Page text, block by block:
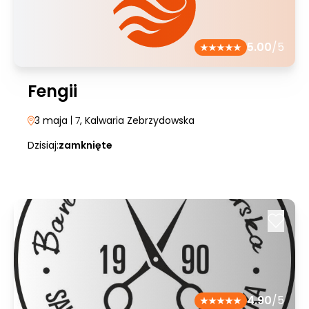
5.00/5
Fengii
3 maja | 7, Kalwaria Zebrzydowska
Dzisiaj:zamknięte
4.90/5